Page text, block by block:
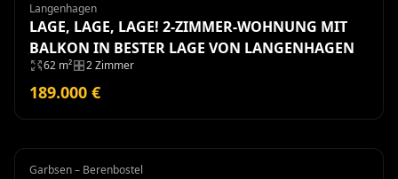
Wohnung
Langenhagen
LAGE, LAGE, LAGE! 2-ZIMMER-WOHNUNG MIT
BALKON IN BESTER LAGE VON LANGENHAGEN
62 m² 2 Zimmer
189.000 €
Eigentumswohnung
Garbsen – Berenbostel